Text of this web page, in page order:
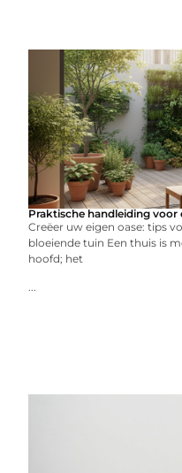
Praktische handleiding voor
Creëer uw eigen oase: tips
bloeiende tuin Een thuis is
hoofd; het
...